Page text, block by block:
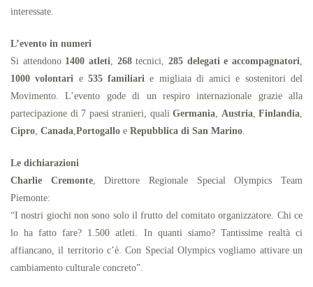
interessate.
L’evento in numeri
Si attendono 1400 atleti, 268tecnici,285 delegati e accompagnatori,
1000 volontari e 535 familiari e migliaia di amici e sostenitori del
Movimento. L’evento gode di un respiro internazionale grazie alla
partecipazione di 7 paesi stranieri, quali Germania, Austria, Finlandia,
Cipro, Canada,Portogallo e Repubblica di San Marino.
Le dichiarazioni
Charlie Cremonte, Direttore Regionale Special Olympics Team
Piemonte:
“I nostri giochi non sono solo il frutto del comitato organizzatore. Chi ce
lo ha fatto fare? 1.500 atleti. In quanti siamo? Tantissime realtà ci
affiancano, il territorio c’è. Con Special Olympics vogliamo attivare un
cambiamento culturale concreto”.